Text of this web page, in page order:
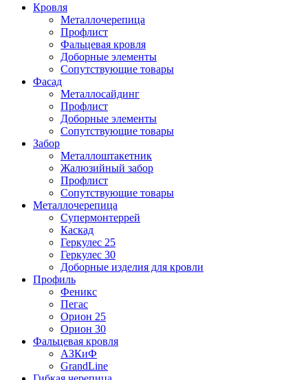
Кровля
Металлочерепица
Профлист
Фальцевая кровля
Доборные элементы
Сопутствующие товары
Фасад
Металлосайдинг
Профлист
Доборные элементы
Сопутствующие товары
Забор
Металлоштакетник
Жалюзийный забор
Профлист
Сопутствующие товары
Металлочерепица
Супермонтеррей
Каскад
Геркулес 25
Геркулес 30
Доборные изделия для кровли
Профиль
Феникс
Пегас
Орион 25
Орион 30
Фальцевая кровля
АЗКиФ
GrandLine